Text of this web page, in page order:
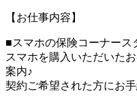
【お仕事内容】
■スマホの保険コーナース
スマホを購入いただいた
案内♪
契約ご希望された方にお